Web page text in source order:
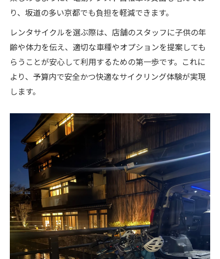
り、坂道の多い京都でも負担を軽減できます。
レンタサイクルを選ぶ際は、店舗のスタッフに子供の年
齢や体力を伝え、適切な車種やオプションを提案しても
らうことが安心して利用するための第一歩です。これに
より、予算内で安全かつ快適なサイクリング体験が実現
します。